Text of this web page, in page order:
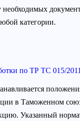
необходимых
категории.
по ТР ТС 015/2011
в Таможенном
Указанный